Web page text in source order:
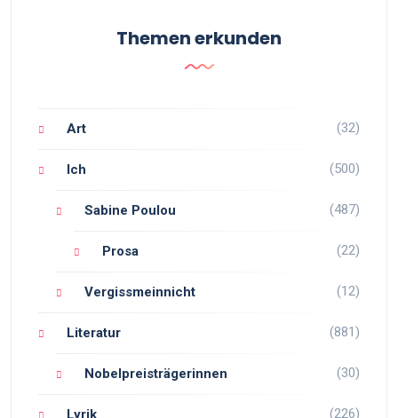
Themen erkunden
Art (32)
Ich (500)
Sabine Poulou (487)
Prosa (22)
Vergissmeinnicht (12)
Literatur (881)
Nobelpreisträgerinnen (30)
Lyrik (226)